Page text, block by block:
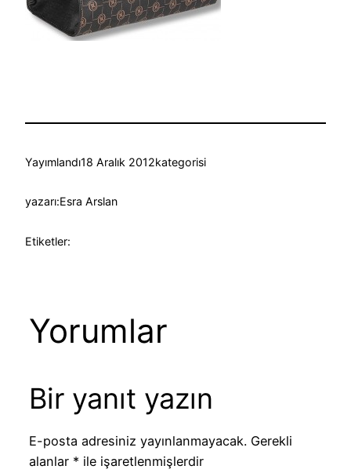
Yayımlandı18 Aralık 2012kategorisi
yazarı:Esra Arslan
Etiketler:
Yorumlar
Bir yanıt yazın
E-posta adresiniz yayınlanmayacak. Gerekli
alanlar * ile işaretlenmişlerdir